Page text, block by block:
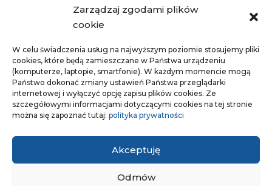
Zarządzaj zgodami plików
cookie
W celu świadczenia usług na najwyższym poziomie stosujemy pliki
cookies, które będą zamieszczane w Państwa urządzeniu
(komputerze, laptopie, smartfonie). W każdym momencie mogą
Państwo dokonać zmiany ustawień Państwa przeglądarki
internetowej i wyłączyć opcję zapisu plików cookies. Ze
szczegółowymi informacjami dotyczącymi cookies na tej stronie
można się zapoznać tutaj: polityka prywatności
Akceptuję
Odmów
Targowisko miejskie Korty tenisowe ZSS
Dostępność Mapa strony